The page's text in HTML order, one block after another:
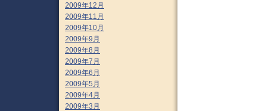
2009年12月
2009年11月
2009年10月
2009年9月
2009年8月
2009年7月
2009年6月
2009年5月
2009年4月
2009年3月